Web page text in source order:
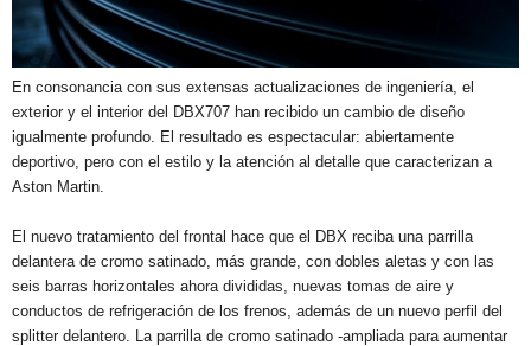
En consonancia con sus extensas actualizaciones de ingeniería, el
exterior y el interior del DBX707 han recibido un cambio de diseño
igualmente profundo. El resultado es espectacular: abiertamente
deportivo, pero con el estilo y la atención al detalle que caracterizan a
Aston Martin.
El nuevo tratamiento del frontal hace que el DBX reciba una parrilla
delantera de cromo satinado, más grande, con dobles aletas y con las
seis barras horizontales ahora divididas, nuevas tomas de aire y
conductos de refrigeración de los frenos, además de un nuevo perfil del
splitter delantero. La parrilla de cromo satinado -ampliada para aumentar